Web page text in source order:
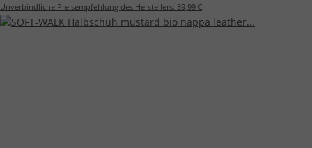
Unverbindliche Preisempfehlung des Herstellers: 89,99 €